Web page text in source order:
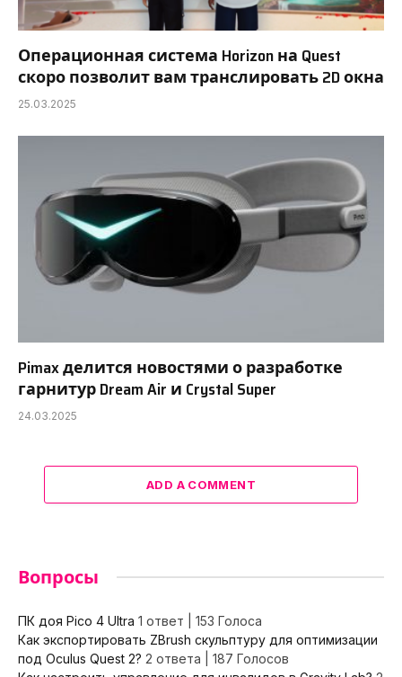
Операционная система Horizon на Quest
скоро позволит вам транслировать 2D окна
25.03.2025
Pimax делится новостями о разработке
гарнитур Dream Air и Crystal Super
24.03.2025
ADD A COMMENT
Вопросы
ПК доя Pico 4 Ultra 1 ответ
153 Голоса
Как экспортировать ZBrush скульптуру для оптимизации
под Oculus Quest 2? 2 ответа
187 Голосов